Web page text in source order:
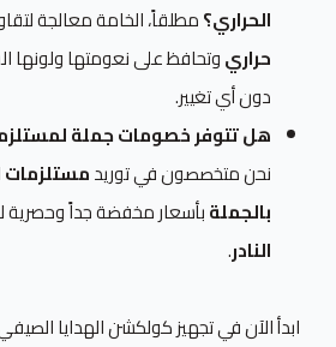
الحراري؟مطلقاً، الخامة معالجة
حراريوتحافظ على نعومتها ولونها
دون أي تغيير.
هل تتوفر خصومات جملة
نحن متخصصون في توريدمستلزمات
بالجملةبأسعار مخفضة جداً وحصرية
النادر.
ابدأ الآن في تجهيز كولكشن الهدايا